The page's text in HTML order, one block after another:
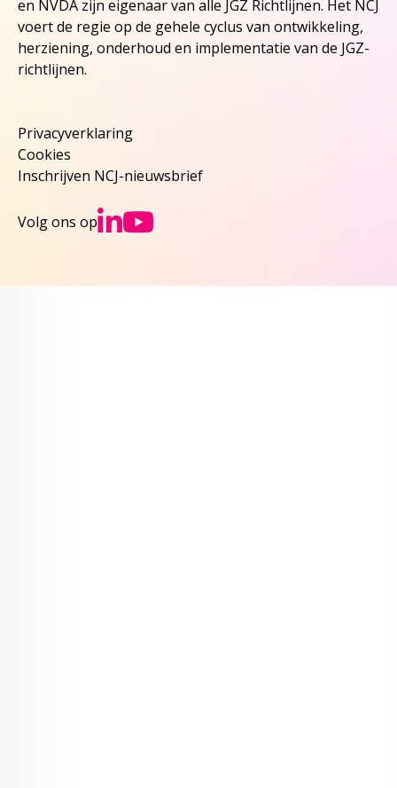
en NVDA zijn eigenaar van alle JGZ Richtlijnen. Het NCJ
voert de regie op de gehele cyclus van ontwikkeling,
herziening, onderhoud en implementatie van de JGZ-
richtlijnen.
Privacyverklaring
Cookies
Inschrijven NCJ-nieuwsbrief
Volg ons op Ga naar NCJs